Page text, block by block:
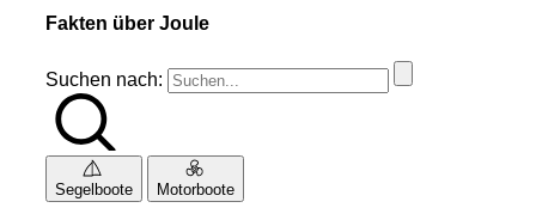
Fakten über Joule
Suchen nach:
Segelboote Motorboote